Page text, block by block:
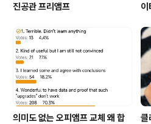
진공관 프리앰프
이
의미도 없는 오피앰프 교체 왜 합
클